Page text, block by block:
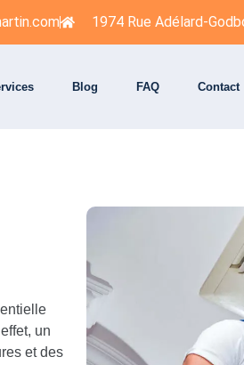
1974 Rue Adélard-
Blog FAQ Contact
un
et des